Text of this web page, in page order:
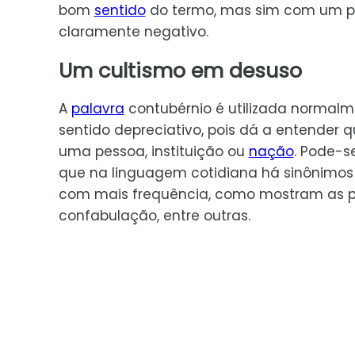
bom sentidodo termo, mas sim com um
claramente negativo.
Um cultismo em desuso
A palavra contubérnio é utilizada
sentido depreciativo, pois dá a entender
uma pessoa, instituição ou nação. Pode-
que na linguagem cotidiana há
com mais frequência, como mostram as
confabulação, entre outras.